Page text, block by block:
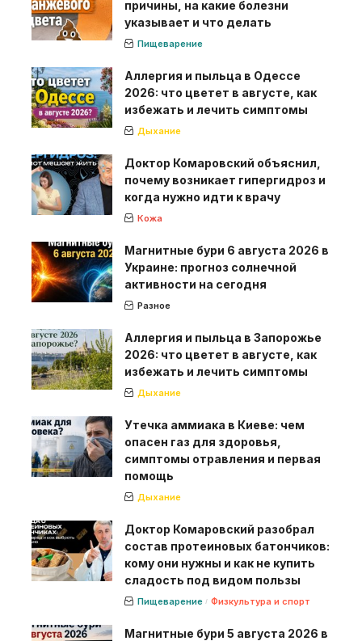
причины, на какие болезни
указывает и что делать
Пищеварение
Аллергия и пыльца в Одессе
2026: что цветет в августе, как
избежать и лечить симптомы
Дыхание
Доктор Комаровский объяснил,
почему возникает гипергидроз и
когда нужно идти к врачу
Кожа
Магнитные бури 6 августа 2026 в
Украине: прогноз солнечной
активности на сегодня
Разное
Аллергия и пыльца в Запорожье
2026: что цветет в августе, как
избежать и лечить симптомы
Дыхание
Утечка аммиака в Киеве: чем
опасен газ для здоровья,
симптомы отравления и первая
помощь
Дыхание
Доктор Комаровский разобрал
состав протеиновых батончиков:
кому они нужны и как не купить
сладость под видом пользы
Пищеварение Физкультура и спорт
Магнитные бури 5 августа 2026 в